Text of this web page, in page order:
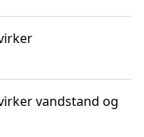
vandstand og